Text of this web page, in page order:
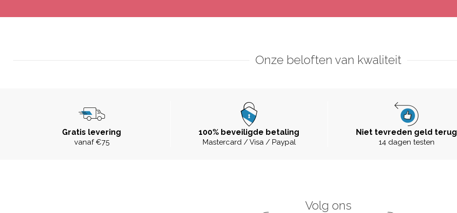
Onze beloften van kwaliteit
Gratis levering
vanaf €75
100% beveiligde betaling
Mastercard / Visa / Paypal
Niet tevreden geld terug
14 dagen testen
Volg ons